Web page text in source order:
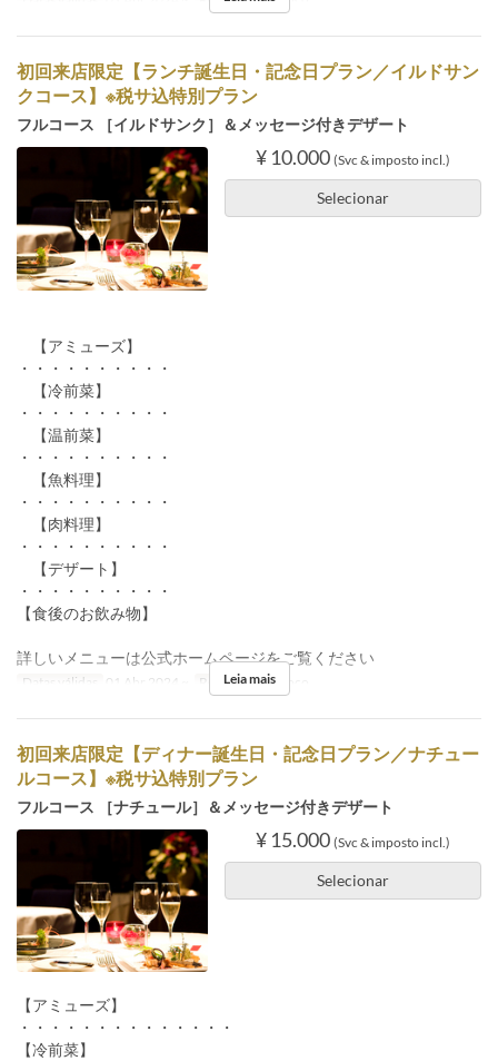
初回来店限定【ランチ誕生日・記念日プラン／イルドサン
クコース】※税サ込特別プラン
フルコース ［イルドサンク］＆メッセージ付きデザート
¥ 10.000 (Svc & imposto incl.)
Selecionar
【アミューズ】
・・・・・・・・・・
【冷前菜】
・・・・・・・・・・
【温前菜】
・・・・・・・・・・
【魚料理】
・・・・・・・・・・
【肉料理】
・・・・・・・・・・
【デザート】
・・・・・・・・・・
【食後のお飲み物】
詳しいメニューは公式ホームページをご覧ください
Datas válidas 01 Abr 2024 ~ Refeições Almoço
Leia mais
初回来店限定【ディナー誕生日・記念日プラン／ナチュー
ルコース】※税サ込特別プラン
フルコース ［ナチュール］＆メッセージ付きデザート
¥ 15.000 (Svc & imposto incl.)
Selecionar
【アミューズ】
・・・・・・・・・・・・・・
【冷前菜】